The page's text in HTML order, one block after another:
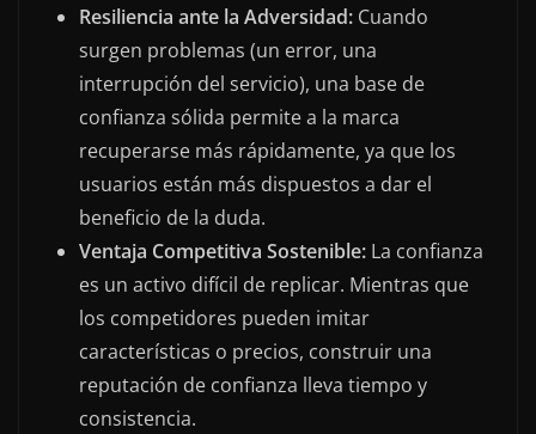
Resiliencia ante la Adversidad: Cuando
surgen problemas (un error, una
interrupción del servicio), una base de
confianza sólida permite a la marca
recuperarse más rápidamente, ya que los
usuarios están más dispuestos a dar el
beneficio de la duda.
Ventaja Competitiva Sostenible: La confianza
es un activo difícil de replicar. Mientras que
los competidores pueden imitar
características o precios, construir una
reputación de confianza lleva tiempo y
consistencia.